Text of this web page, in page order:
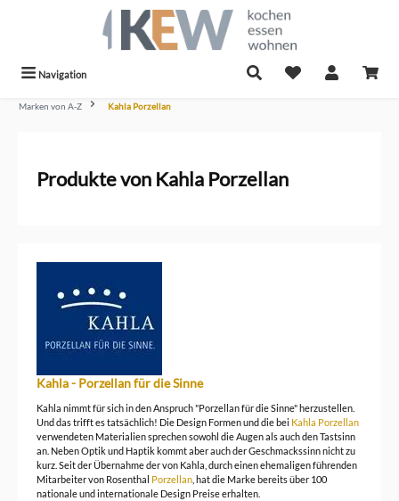
Navigation
Marken von A-Z Kahla Porzellan
Produkte von Kahla Porzellan
Kahla - Porzellan für die Sinne
Kahla nimmt für sich in den Anspruch "Porzellan für die Sinne" herzustellen.
Und das trifft es tatsächlich! Die Design Formen und die bei Kahla Porzellan
verwendeten Materialien sprechen sowohl die Augen als auch den Tastsinn
an. Neben Optik und Haptik kommt aber auch der Geschmackssinn nicht zu
kurz. Seit der Übernahme der von Kahla, durch einen ehemaligen führenden
Mitarbeiter von Rosenthal Porzellan , hat die Marke bereits über 100
nationale und internationale Design Preise erhalten.